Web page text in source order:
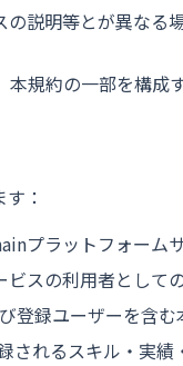
説明等とが異なる
規約の一部を構成
：
プラットフォー
ビスの利用者として
登録ユーザーを含
されるスキル・実